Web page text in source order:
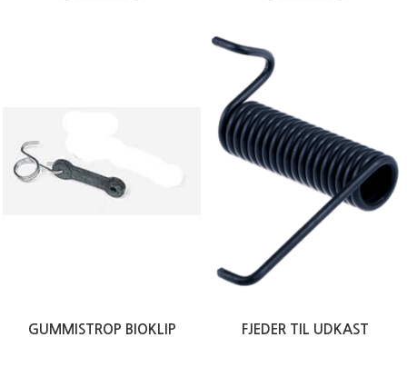
GUMMISTROP BIOKLIP FJEDER TIL UDKAST